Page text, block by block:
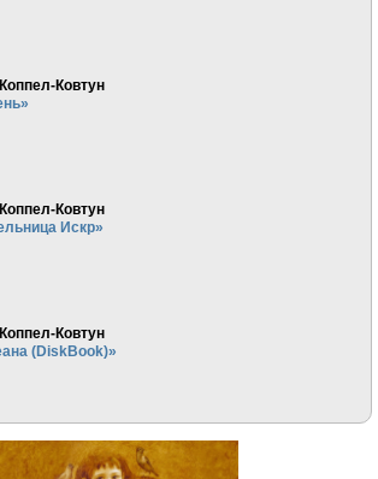
Ковтун
Ковтун
Искр»
Ковтун
(DiskBook)»